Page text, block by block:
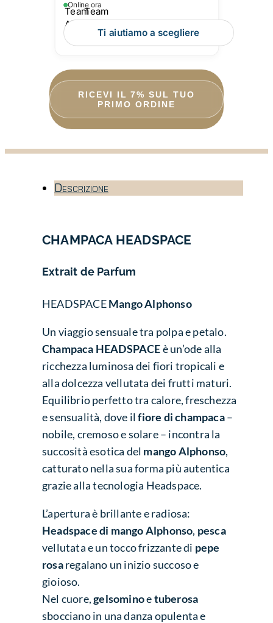
Online ora
Ti aiutiamo a scegliere
RICEVI IL 7% SUL TUO
PRIMO ORDINE
Descrizione
CHAMPACAHEADSPACE
Extrait de Parfum
HEADSPACEMango Alphonso
Un viaggio sensuale tra polpa e petalo.
Champaca HEADSPACEè un’ode alla
ricchezza luminosa dei fiori tropicali e
alla dolcezza vellutata dei frutti maturi.
Equilibrio perfetto tra calore, freschezza
e sensualità, dove ilfiore di champaca–
nobile, cremoso e solare – incontra la
succosità esotica del mango Alphonso,
catturato nella sua forma più autentica
grazie alla tecnologia Headspace.
L’apertura è brillante e radiosa:
Headspace di mango Alphonso, pesca
vellutata e un tocco frizzante di pepe
rosaregalano un inizio succoso e
gioioso.
Nel cuore,gelsominoetuberosa
sbocciano in una danza opulenta e